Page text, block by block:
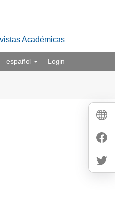
Académicas
español Login